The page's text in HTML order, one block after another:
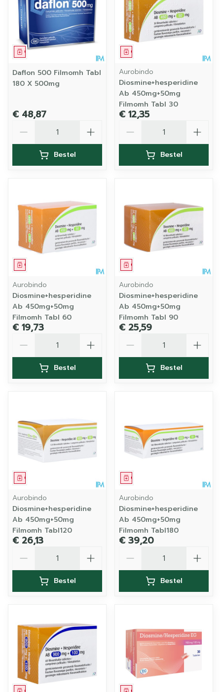
Geneesmiddel
Daflon 500 Filmomh Tabl
180 X 500mg
€ 48,87
Bestel
Geneesmiddel
Aurobindo
Diosmine+hesperidine
Ab 450mg+50mg
Filmomh Tabl 30
€ 12,35
Bestel
Geneesmiddel
Aurobindo
Diosmine+hesperidine
Ab 450mg+50mg
Filmomh Tabl 60
€ 19,73
Bestel
Geneesmiddel
Aurobindo
Diosmine+hesperidine
Ab 450mg+50mg
Filmomh Tabl 90
€ 25,59
Bestel
Geneesmiddel
Aurobindo
Diosmine+hesperidine
Ab 450mg+50mg
Filmomh Tabl120
€ 26,13
Bestel
Geneesmiddel
Aurobindo
Diosmine+hesperidine
Ab 450mg+50mg
Filmomh Tabl180
€ 39,20
Bestel